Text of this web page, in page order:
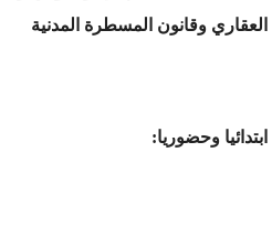
وحضوريا: